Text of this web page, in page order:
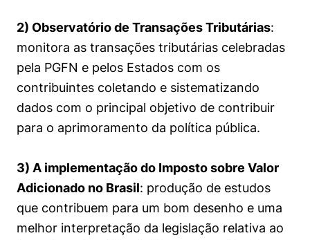
2) Observatório de Transações Tributárias:
monitora as transações tributárias celebradas
pela PGFN e pelos Estados com os
contribuintes coletando e sistematizando
dados com o principal objetivo de contribuir
para o aprimoramento da política pública.
3) A implementação do Imposto sobre Valor
Adicionado no Brasil: produção de estudos
que contribuem para um bom desenho e uma
melhor interpretação da legislação relativa ao